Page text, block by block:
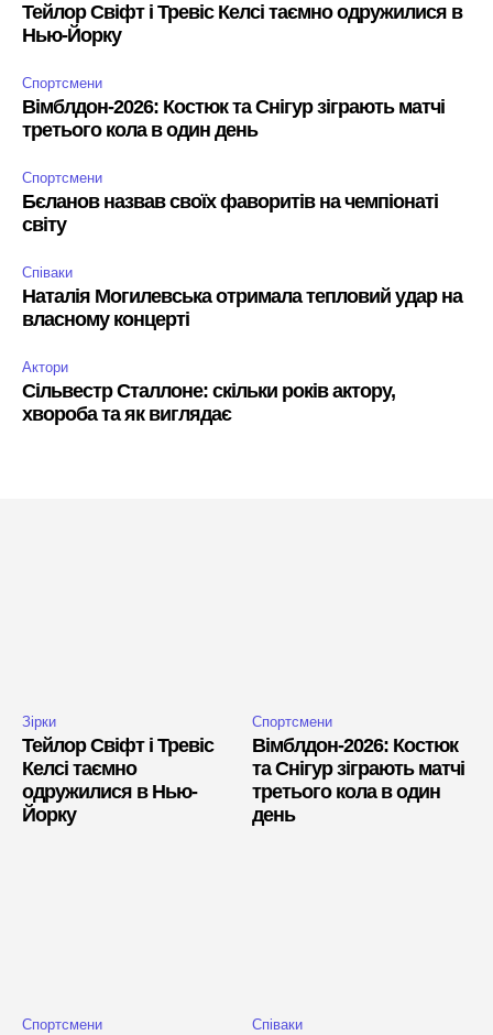
Тейлор Свіфт і Тревіс Келсі таємно одружилися в
Нью-Йорку
Спортсмени
Вімблдон-2026: Костюк та Снігур зіграють матчі
третього кола в один день
Спортсмени
Бєланов назвав своїх фаворитів на чемпіонаті
світу
Співаки
Наталія Могилевська отримала тепловий удар на
власному концерті
Актори
Сільвестр Сталлоне: скільки років актору,
хвороба та як виглядає
Зірки
Тейлор Свіфт і Тревіс
Келсі таємно
одружилися в Нью-
Йорку
Спортсмени
Вімблдон-2026: Костюк
та Снігур зіграють матчі
третього кола в один
день
Спортсмени Співаки